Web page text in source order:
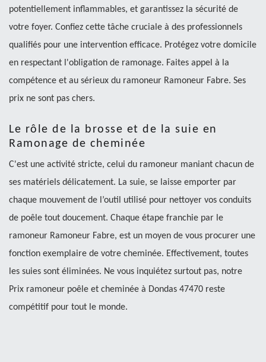
potentiellement inflammables, et garantissez la sécurité de
votre foyer. Confiez cette tâche cruciale à des professionnels
qualifiés pour une intervention efficace. Protégez votre domicile
en respectant l'obligation de ramonage. Faites appel à la
compétence et au sérieux du ramoneur Ramoneur Fabre. Ses
prix ne sont pas chers.
Le rôle de la brosse et de la suie en
Ramonage de cheminée
C'est une activité stricte, celui du ramoneur maniant chacun de
ses matériels délicatement. La suie, se laisse emporter par
chaque mouvement de l’outil utilisé pour nettoyer vos conduits
de poêle tout doucement. Chaque étape franchie par le
ramoneur Ramoneur Fabre, est un moyen de vous procurer une
fonction exemplaire de votre cheminée. Effectivement, toutes
les suies sont éliminées. Ne vous inquiétez surtout pas, notre
Prix ramoneur poêle et cheminée à Dondas 47470 reste
compétitif pour tout le monde.